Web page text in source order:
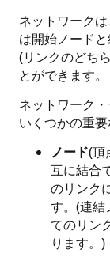
ネットワークは
は開始ノード
(リンクのどち
とができます。
ネットワーク
いくつかの重要
ノード(頂
互に結合
のリンク
す。(連結
てのリン
ります。)